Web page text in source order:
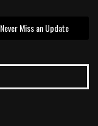
Never Miss an Update